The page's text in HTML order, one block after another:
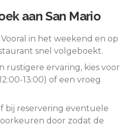
aan San Mario
Vooral in het weekend en op
snel volgeboekt.
rustigere ervaring, kies voor
13:00) of een vroeg
bij reservering eventuele
door zodat de